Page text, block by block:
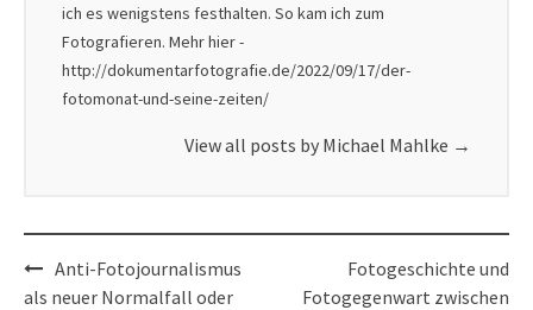
ich es wenigstens festhalten. So kam ich zum
Fotografieren. Mehr hier -
http://dokumentarfotografie.de/2022/09/17/der-
fotomonat-und-seine-zeiten/
View all posts by Michael Mahlke →
Post
navigation
Anti-Fotojournalismus
als neuer Normalfall oder
Fotogeschichte und
Fotogegenwart zwischen